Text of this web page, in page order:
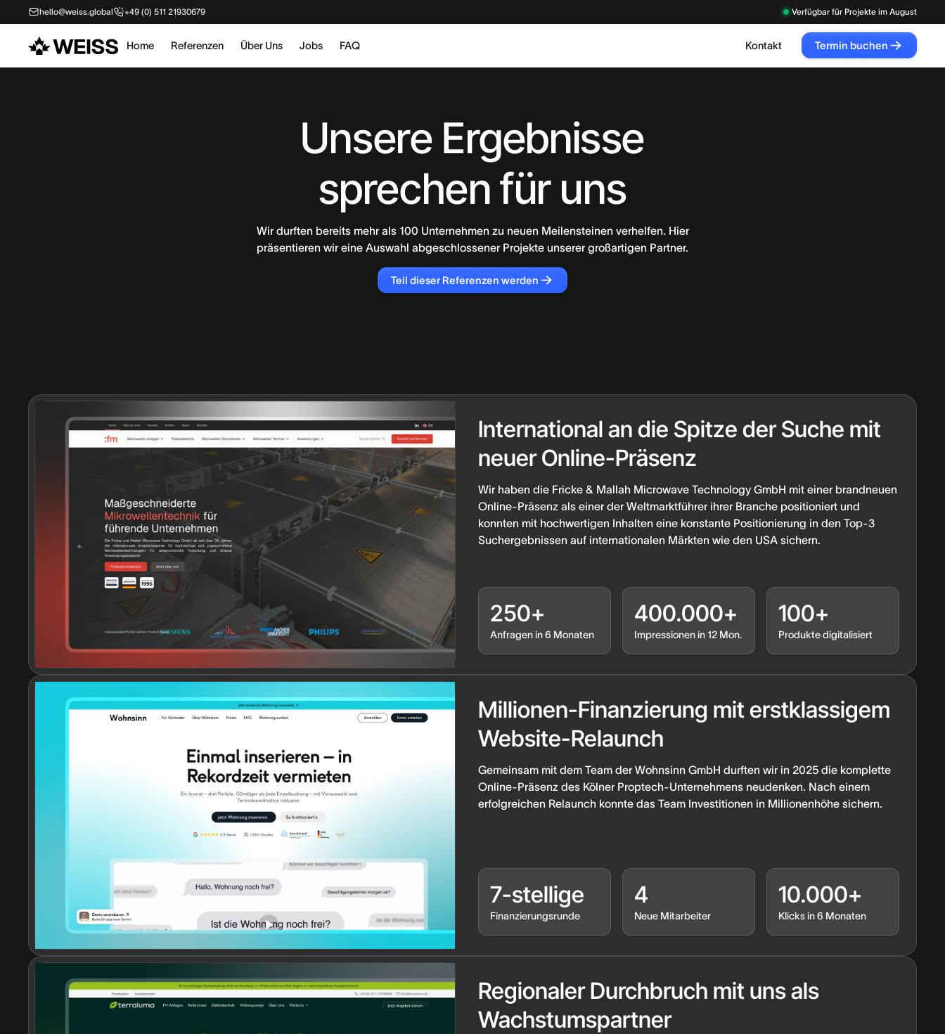
hello@weiss.global +49 (0) 511 21930679 Verfügbar für Projekte im August
Home Referenzen Über Uns Jobs FAQ Kontakt
Termin buchen
Termin
Unsere Ergebnisse
sprechen für uns
Wir durften bereits mehr als 100 Unternehmen zu neuen Meilensteinen verhelfen. Hier
präsentieren wir eine Auswahl abgeschlossener Projekte unserer großartigen Partner.
Teil dieser Referenzen werden
Teil
International an die Spitze der Suche mit
neuer Online-Präsenz
Wir haben die Fricke & Mallah Microwave Technology GmbH mit einer brandneuen
Online-Präsenz als einer der Weltmarktführer ihrer Branche positioniert und
konnten mit hochwertigen Inhalten eine konstante Positionierung in den Top-3
Suchergebnissen auf internationalen Märkten wie den USA sichern.
250+
Anfragen in 6 Monaten
400.000+
Impressionen in 12 Mon.
100+
Produkte digitalisiert
Millionen-Finanzierung mit erstklassigem
Website-Relaunch
Gemeinsam mit dem Team der Wohnsinn GmbH durften wir in 2025 die komplette
Online-Präsenz des Kölner Proptech-Unternehmens neudenken. Nach einem
erfolgreichen Relaunch konnte das Team Investitionen in Millionenhöhe sichern.
7-stellige
Finanzierungsrunde
4
Neue Mitarbeiter
10.000+
Klicks in 6 Monaten
Regionaler Durchbruch mit uns als
Wachstumspartner